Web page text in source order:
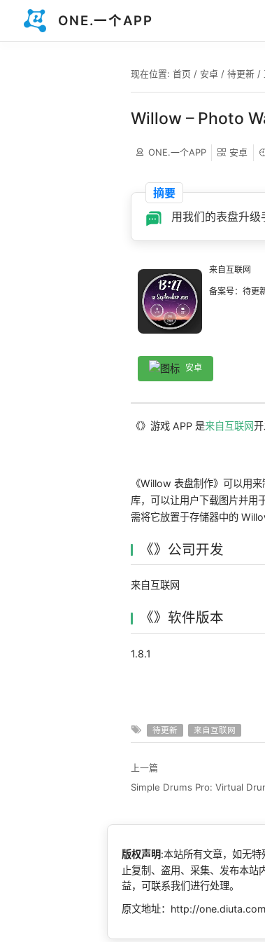
ONE.一个APP
现在位置: 首页 / 安卓 / 待更新/
Willow – Photo
ONE.一个APP 安卓
摘要
用我们的表盘升
来自互联网
备案号：待更
安卓
《》游戏 APP 是来自互联网
《Willow 表盘制作》可以用
库，可以让用户下载图片并用
需将它放置于存储器中的
《》公司开发
来自互联网
《》软件版本
1.8.1
待更新 来自互联网
上一篇
Simple Drums Pro: Virtual
版权声明:本站所有文章，如无
止复制、盗用、采集、发布本站
益，可联系我们进行处理。
原文地址：http://